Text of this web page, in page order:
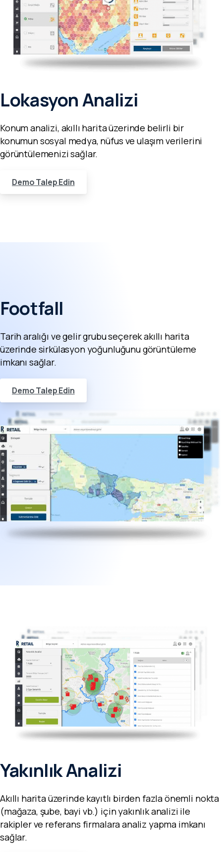
Lokasyon Analizi
Konum analizi, akıllı harita üzerinde belirli bir
konumun sosyal medya, nüfus ve ulaşım verilerini
görüntülemenizi sağlar.
Demo Talep Edin
Footfall
Tarih aralığı ve gelir grubu seçerek akıllı harita
üzerinde sirkülasyon yoğunluğunu görüntüleme
imkanı sağlar.
Demo Talep Edin
Yakınlık Analizi
Akıllı harita üzerinde kayıtlı birden fazla önemli nokta
(mağaza, şube, bayi vb.) için yakınlık analizi ile
rakipler ve referans firmalara analiz yapma imkanı
sağlar.